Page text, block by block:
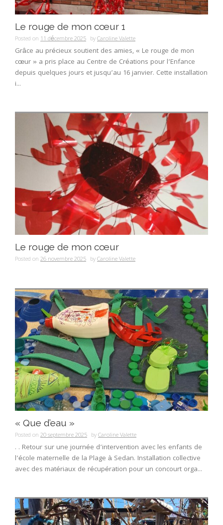
Le rouge de mon cœur 1
Posted on 11 décembre 2025 byCaroline Valette
Grâce au précieux soutient des amies, « Le rouge de mon
cœur » a pris place au Centre de Créations pour l’Enfance
depuis quelques jours et jusqu’au 16 janvier. Cette installation
i...
Le rouge de mon cœur
Posted on 26 novembre 2025 byCaroline Valette
« Que d’eau »
Posted on 20 septembre 2025 byCaroline Valette
. . Retour sur une journée d’intervention avec les enfants de
l’école maternelle de la Plage à Sedan. Installation collective
avec des matériaux de récupération pour un concourt orga...